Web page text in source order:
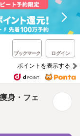
ブックマーク ログイン
ポイントを表示する
身・フェ